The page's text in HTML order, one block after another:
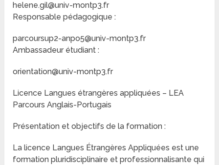
helene.gil@univ-montp3.fr
Responsable pédagogique :
parcoursup2-anpo5@univ-montp3.fr
Ambassadeur étudiant :
orientation@univ-montp3.fr
Licence Langues étrangères appliquées – LEA
Parcours Anglais-Portugais
Présentation et objectifs de la formation :
La licence Langues Étrangères Appliquées est une
formation pluridisciplinaire et professionnalisante qui